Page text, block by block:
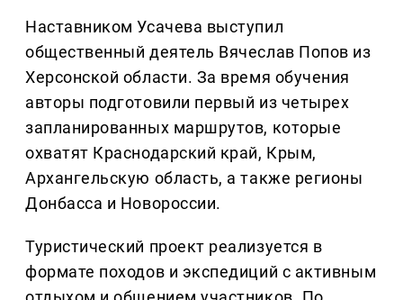
Наставником Усачева выступил
общественный деятель Вячеслав Попов из
Херсонской области. За время обучения
авторы подготовили первый из четырех
запланированных маршрутов, которые
охватят Краснодарский край, Крым,
Архангельскую область, а также регионы
Донбасса и Новороссии.
Туристический проект реализуется в
формате походов и экспедиций с активным